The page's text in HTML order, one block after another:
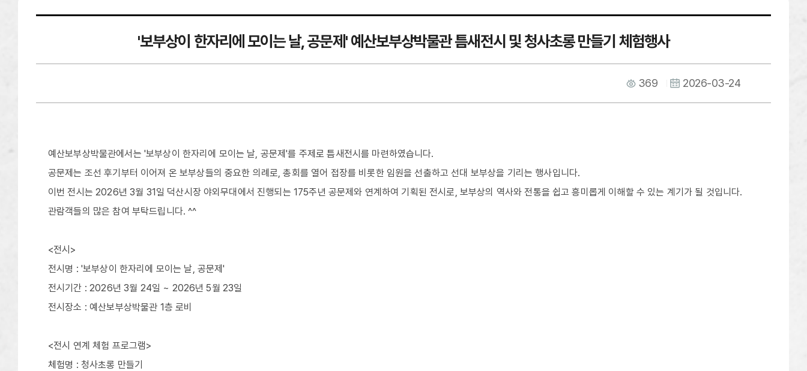
'보부상이 한자리에 모이는 날, 공문제' 예산보부상박물관 틈새전시 및 청사초롱 만들기 체험행사
369 2026-03-24
예산보부상박물관에서는 '보부상이 한자리에 모이는 날, 공문제'를 주제로 틈새전시를 마련하였습니다.
공문제는 조선 후기부터 이어져 온 보부상들의 중요한 의례로, 총회를 열어 접장를 비롯한 임원을 선출하고 선대 보부상을 기리는 행사입니다.
이번 전시는 2026년 3월 31일 덕산시장 야외무대에서 진행되는 175주년 공문제와 연계하여 기획된 전시로, 보부상의 역사와 전통을 쉽고 흥미롭게 이해할 수 있는 계기가 될 것입니다.
관람객들의 많은 참여 부탁드립니다. ^^
<전시>
전시명 : '보부상이 한자리에 모이는 날, 공문제'
전시기간 : 2026년 3월 24일 ~ 2026년 5월 23일
전시장소 : 예산보부상박물관 1층 로비
<전시 연계 체험 프로그램>
체험명 : 청사초롱 만들기